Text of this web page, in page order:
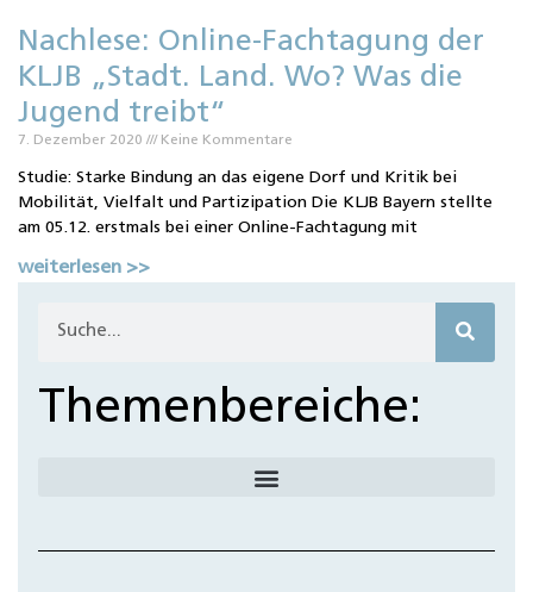
Nachlese: Online-Fachtagung der
KLJB „Stadt. Land. Wo? Was die
Jugend treibt“
7. Dezember 2020 Keine Kommentare
Studie: Starke Bindung an das eigene Dorf und Kritik bei
Mobilität, Vielfalt und Partizipation Die KLJB Bayern stellte
am 05.12. erstmals bei einer Online-Fachtagung mit
weiterlesen >>
Themenbereiche: